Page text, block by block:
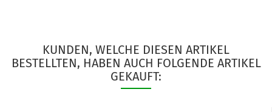
KUNDEN, WELCHE DIESEN ARTIKEL
BESTELLTEN, HABEN AUCH FOLGENDE ARTIKEL
GEKAUFT: